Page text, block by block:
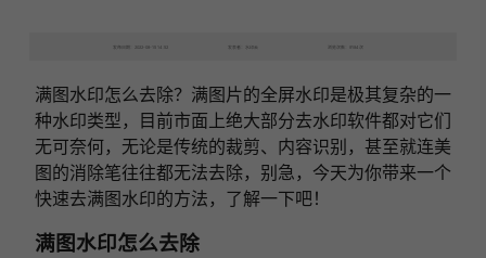
发布日期：2022-08-15 14:52 发表者：水印云 浏览次数：9184次
满图水印怎么去除？满图片的全屏水印是极其复杂的一
种水印类型，目前市面上绝大部分去水印软件都对它们
无可奈何，无论是传统的裁剪、内容识别，甚至就连美
图的消除笔往往都无法去除，别急，今天为你带来一个
快速去满图水印的方法，了解一下吧！
满图水印怎么去除